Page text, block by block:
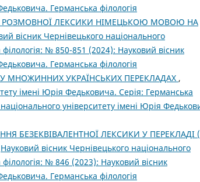
Германська філологія
РОЗМОВНОЇ ЛЕКСИКИ НІМЕЦЬКОЮ МОВОЮ НА
вісник Чернівецького національного
№ 850-851 (2024): Науковий вісник
Германська філологія
МНОЖИННИХ УКРАЇНСЬКИХ ПЕРЕКЛАДАХ ,
імені Юрія Федьковича. Серія: Германська
університету імені Юрія
БЕЗЕКВІВАЛЕНТНОЇ ЛЕКСИКИ У ПЕРЕКЛАДІ
Науковий вісник Чернівецького національного
№ 846 (2023): Науковий вісник
Германська філологія